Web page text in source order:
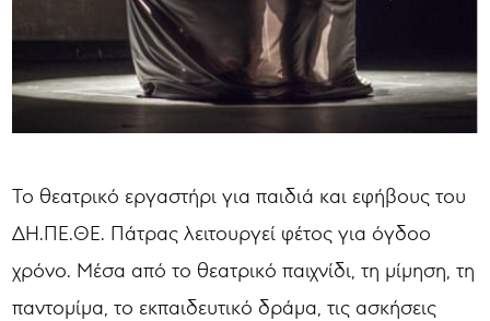
Το θεατρικό εργαστήρι για παιδιά και εφήβους του
ΔΗ.ΠΕ.ΘΕ. Πάτρας λειτουργεί φέτος για όγδοο
χρόνο. Μέσα από το θεατρικό παιχνίδι, τη μίμηση, τη
παντομίμα, το εκπαιδευτικό δράμα, τις ασκήσεις